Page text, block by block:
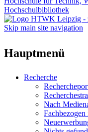
Hochschulbibliothek
Skip main site navigation
Hauptmenü
Recherche
Nach